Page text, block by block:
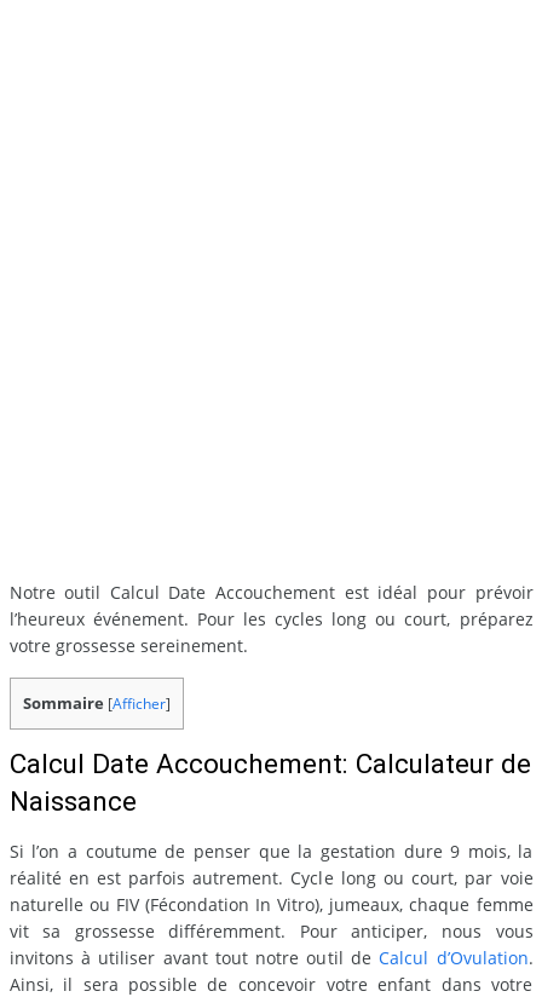
Notre outil Calcul Date Accouchement est idéal pour prévoir
l’heureux événement. Pour les cycles long ou court, préparez
votre grossesse sereinement.
Sommaire [Afficher]
Calcul Date Accouchement: Calculateur de
Naissance
Si l’on a coutume de penser que la gestation dure 9 mois, la
réalité en est parfois autrement. Cycle long ou court, par voie
naturelle ou FIV (Fécondation In Vitro), jumeaux, chaque femme
vit sa grossesse différemment. Pour anticiper, nous vous
invitons à utiliser avant tout notre outil deCalcul d’Ovulation.
Ainsi, il sera possible de concevoir votre enfant dans votre